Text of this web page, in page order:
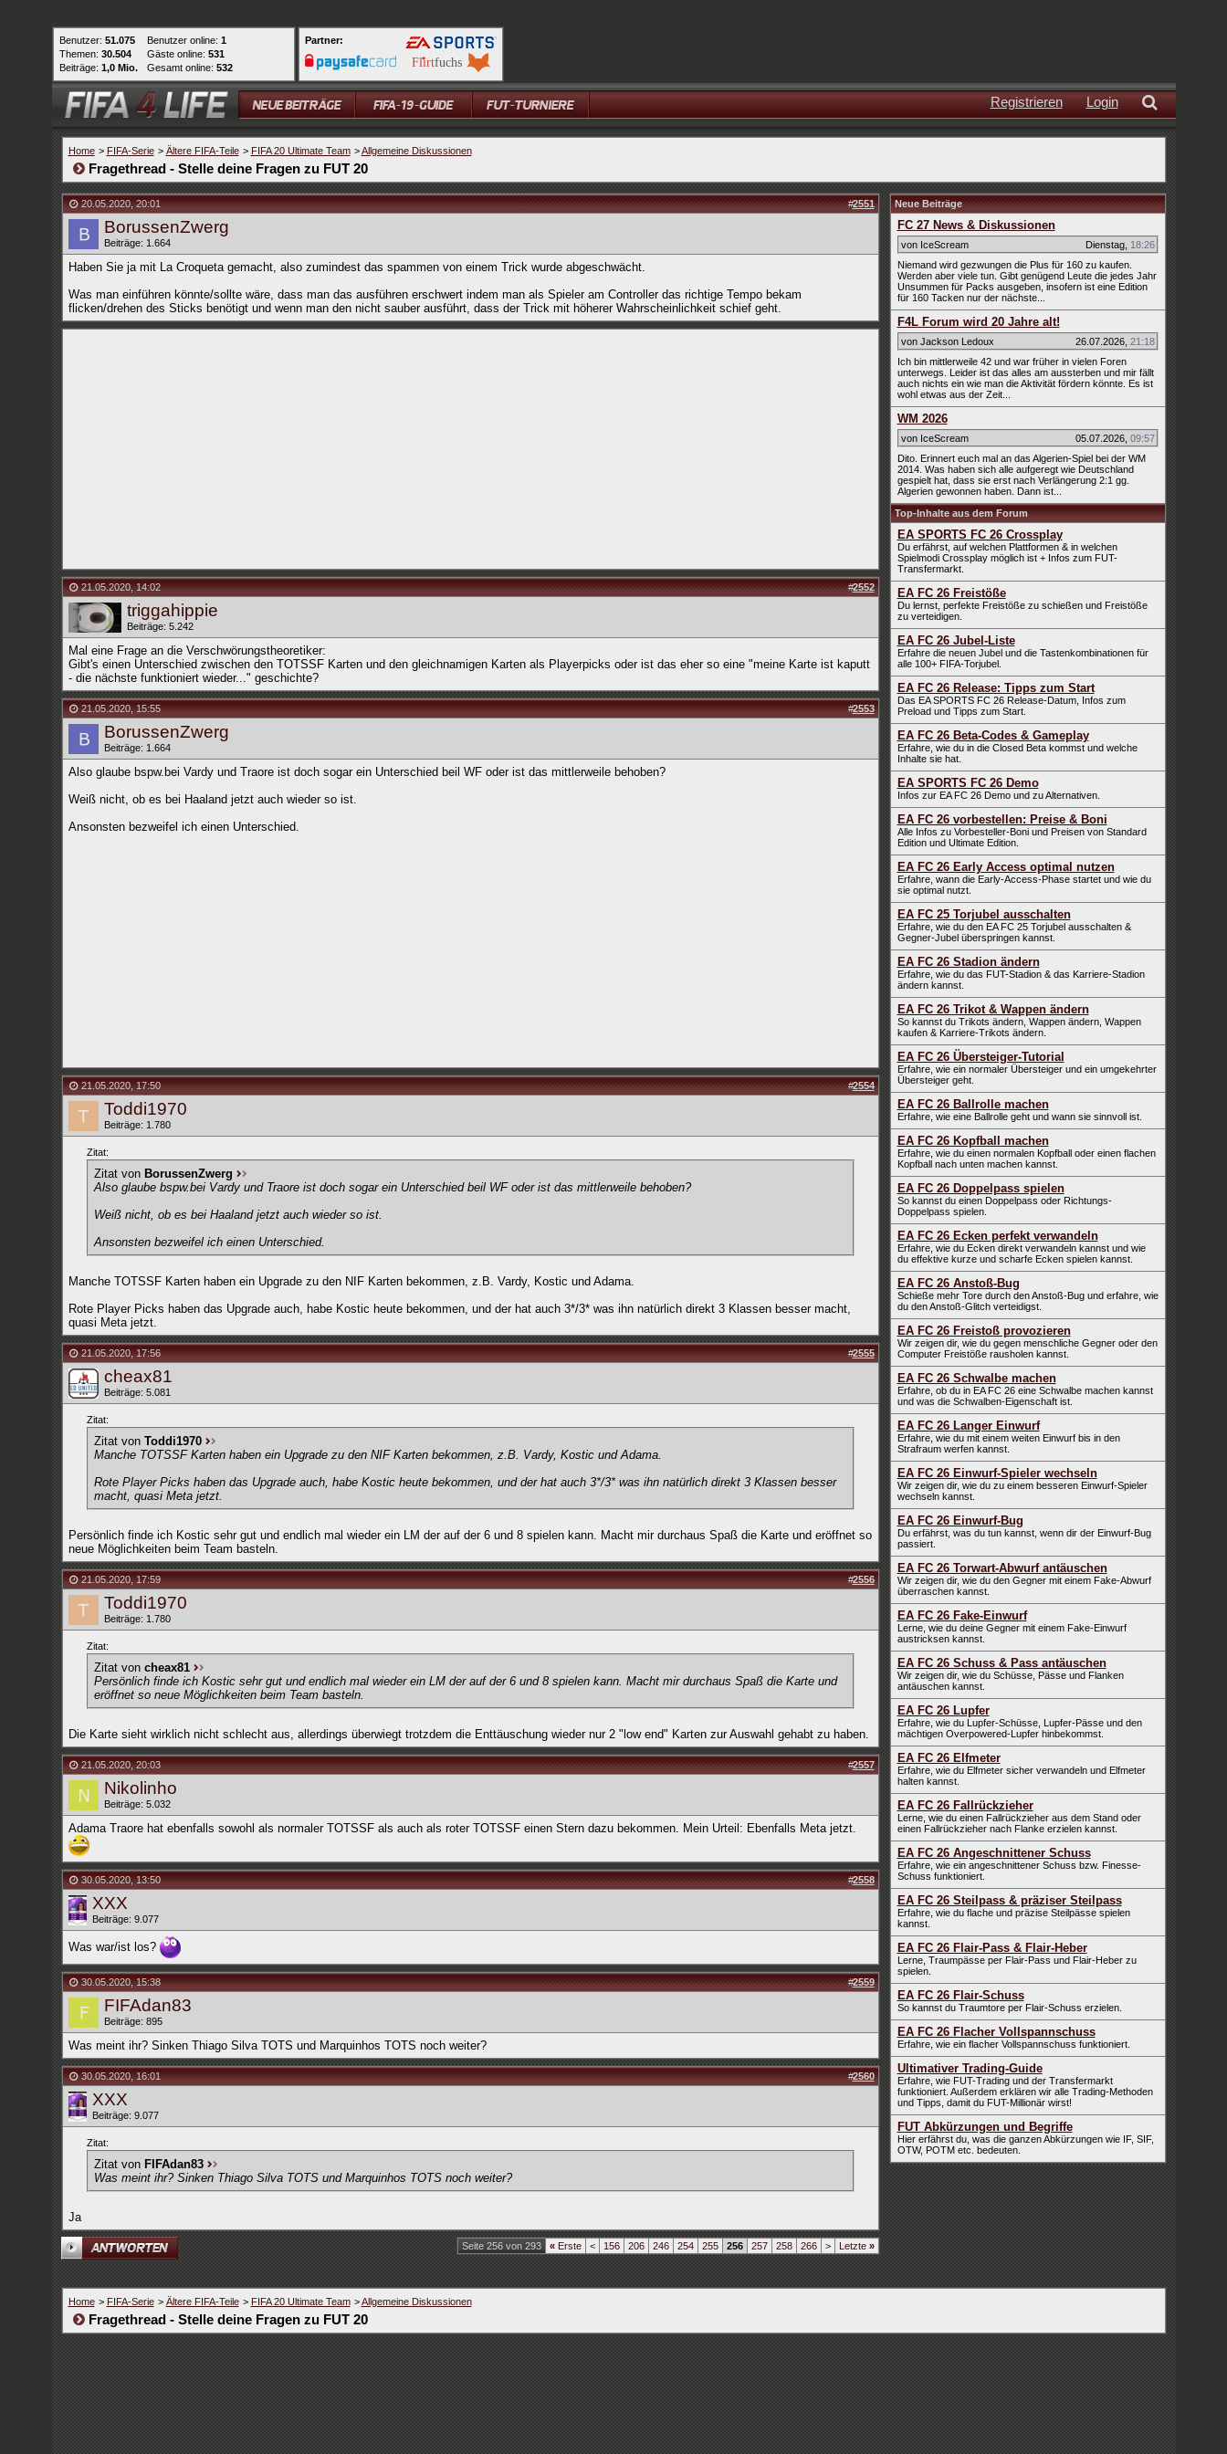
Benutzer: 51.075
Themen: 30.504
Beiträge: 1,0 Mio.
Benutzer online: 1
Gäste online: 531
Gesamt online: 532
Partner:
Login
Registrieren
Home > FIFA-Serie > Ältere FIFA-Teile > FIFA 20 Ultimate Team >Allgemeine Diskussionen
Fragethread - Stelle deine Fragen zu FUT 20
20.05.2020,20:01 #2551
BorussenZwerg
Beiträge: 1.664
Haben Sie ja mit La Croqueta gemacht, also zumindest das spammen von einem Trick wurde abgeschwächt.
Was man einführen könnte/sollte wäre, dass man das ausführen erschwert indem man als Spieler am Controller das richtige Tempo bekam
flicken/drehen des Sticks benötigt und wenn man den nicht sauber ausführt, dass der Trick mit höherer Wahrscheinlichkeit schief geht.
21.05.2020,14:02 #2552
triggahippie
Beiträge: 5.242
Mal eine Frage an die Verschwörungstheoretiker:
Gibt's einen Unterschied zwischen den TOTSSF Karten und den gleichnamigen Karten als Playerpicks oder ist das eher so eine "meine Karte ist kaputt
- die nächste funktioniert wieder..." geschichte?
21.05.2020,15:55 #2553
BorussenZwerg
Beiträge: 1.664
Also glaube bspw.bei Vardy und Traore ist doch sogar ein Unterschied beil WF oder ist das mittlerweile behoben?
Weiß nicht, ob es bei Haaland jetzt auch wieder so ist.
Ansonsten bezweifel ich einen Unterschied.
21.05.2020,17:50 #2554
Toddi1970
Beiträge: 1.780
Zitat:
Zitat von BorussenZwerg
Also glaube bspw.bei Vardy und Traore ist doch sogar ein Unterschied beil WF oder ist das mittlerweile behoben?
Weiß nicht, ob es bei Haaland jetzt auch wieder so ist.
Ansonsten bezweifel ich einen Unterschied.
Manche TOTSSF Karten haben ein Upgrade zu den NIF Karten bekommen, z.B. Vardy, Kostic und Adama.
Rote Player Picks haben das Upgrade auch, habe Kostic heute bekommen, und der hat auch 3*/3* was ihn natürlich direkt 3 Klassen besser macht,
quasi Meta jetzt.
21.05.2020,17:56 #2555
cheax81
Beiträge: 5.081
Zitat:
Zitat von Toddi1970
Manche TOTSSF Karten haben ein Upgrade zu den NIF Karten bekommen, z.B. Vardy, Kostic und Adama.
Rote Player Picks haben das Upgrade auch, habe Kostic heute bekommen, und der hat auch 3*/3* was ihn natürlich direkt 3 Klassen besser
macht, quasi Meta jetzt.
Persönlich finde ich Kostic sehr gut und endlich mal wieder ein LM der auf der 6 und 8 spielen kann. Macht mir durchaus Spaß die Karte und eröffnet so
neue Möglichkeiten beim Team basteln.
21.05.2020,17:59 #2556
Toddi1970
Beiträge: 1.780
Zitat:
Zitat von cheax81
Persönlich finde ich Kostic sehr gut und endlich mal wieder ein LM der auf der 6 und 8 spielen kann. Macht mir durchaus Spaß die Karte und
eröffnet so neue Möglichkeiten beim Team basteln.
Die Karte sieht wirklich nicht schlecht aus, allerdings überwiegt trotzdem die Enttäuschung wieder nur 2 "low end" Karten zur Auswahl gehabt zu haben.
21.05.2020,20:03 #2557
Nikolinho
Beiträge: 5.032
Adama Traore hat ebenfalls sowohl als normaler TOTSSF als auch als roter TOTSSF einen Stern dazu bekommen. Mein Urteil: Ebenfalls Meta jetzt.
30.05.2020,13:50 #2558
XXX
Beiträge: 9.077
Was war/ist los?
30.05.2020,15:38 #2559
FIFAdan83
Beiträge: 895
Was meint ihr? Sinken Thiago Silva TOTS und Marquinhos TOTS noch weiter?
30.05.2020,16:01 #2560
XXX
Beiträge: 9.077
Zitat:
Zitat von FIFAdan83
Was meint ihr? Sinken Thiago Silva TOTS und Marquinhos TOTS noch weiter?
Ja
Seite 256 von 293 « Erste < 156 206 246 254 255 256 257 258 266 > Letzte »
Neue Beiträge
FC 27 News & Diskussionen
von IceScream Dienstag, 18:26
Niemand wird gezwungen die Plus für 160 zu kaufen.
Werden aber viele tun. Gibt genügend Leute die jedes Jahr
Unsummen für Packs ausgeben, insofern ist eine Edition
für 160 Tacken nur der nächste...
F4L Forum wird 20 Jahre alt!
von Jackson Ledoux 26.07.2026, 21:18
Ich bin mittlerweile 42 und war früher in vielen Foren
unterwegs. Leider ist das alles am aussterben und mir fällt
auch nichts ein wie man die Aktivität fördern könnte. Es ist
wohl etwas aus der Zeit...
WM 2026
von IceScream 05.07.2026, 09:57
Dito. Erinnert euch mal an das Algerien-Spiel bei der WM
2014. Was haben sich alle aufgeregt wie Deutschland
gespielt hat, dass sie erst nach Verlängerung 2:1 gg.
Algerien gewonnen haben. Dann ist...
Top-Inhalte aus dem Forum
EA SPORTS FC 26 Crossplay
Du erfährst, auf welchen Plattformen & in welchen
Spielmodi Crossplay möglich ist + Infos zum FUT-
Transfermarkt.
EA FC 26 Freistöße
Du lernst, perfekte Freistöße zu schießen und Freistöße
zu verteidigen.
EA FC 26 Jubel-Liste
Erfahre die neuen Jubel und die Tastenkombinationen für
alle 100+ FIFA-Torjubel.
EA FC 26 Release: Tipps zum Start
Das EA SPORTS FC 26 Release-Datum, Infos zum
Preload und Tipps zum Start.
EA FC 26 Beta-Codes & Gameplay
Erfahre, wie du in die Closed Beta kommst und welche
Inhalte sie hat.
EA SPORTS FC 26 Demo
Infos zur EA FC 26 Demo und zu Alternativen.
EA FC 26 vorbestellen: Preise & Boni
Alle Infos zu Vorbesteller-Boni und Preisen von Standard
Edition und Ultimate Edition.
EA FC 26 Early Access optimal nutzen
Erfahre, wann die Early-Access-Phase startet und wie du
sie optimal nutzt.
EA FC 25 Torjubel ausschalten
Erfahre, wie du den EA FC 25 Torjubel ausschalten &
Gegner-Jubel überspringen kannst.
EA FC 26 Stadion ändern
Erfahre, wie du das FUT-Stadion & das Karriere-Stadion
ändern kannst.
EA FC 26 Trikot & Wappen ändern
So kannst du Trikots ändern, Wappen ändern, Wappen
kaufen & Karriere-Trikots ändern.
EA FC 26 Übersteiger-Tutorial
Erfahre, wie ein normaler Übersteiger und ein umgekehrter
Übersteiger geht.
EA FC 26 Ballrolle machen
Erfahre, wie eine Ballrolle geht und wann sie sinnvoll ist.
EA FC 26 Kopfball machen
Erfahre, wie du einen normalen Kopfball oder einen flachen
Kopfball nach unten machen kannst.
EA FC 26 Doppelpass spielen
So kannst du einen Doppelpass oder Richtungs-
Doppelpass spielen.
EA FC 26 Ecken perfekt verwandeln
Erfahre, wie du Ecken direkt verwandeln kannst und wie
du effektive kurze und scharfe Ecken spielen kannst.
EA FC 26 Anstoß-Bug
Schieße mehr Tore durch den Anstoß-Bug und erfahre, wie
du den Anstoß-Glitch verteidigst.
EA FC 26 Freistoß provozieren
Wir zeigen dir, wie du gegen menschliche Gegner oder den
Computer Freistöße rausholen kannst.
EA FC 26 Schwalbe machen
Erfahre, ob du in EA FC 26 eine Schwalbe machen kannst
und was die Schwalben-Eigenschaft ist.
EA FC 26 Langer Einwurf
Erfahre, wie du mit einem weiten Einwurf bis in den
Strafraum werfen kannst.
EA FC 26 Einwurf-Spieler wechseln
Wir zeigen dir, wie du zu einem besseren Einwurf-Spieler
wechseln kannst.
EA FC 26 Einwurf-Bug
Du erfährst, was du tun kannst, wenn dir der Einwurf-Bug
passiert.
EA FC 26 Torwart-Abwurf antäuschen
Wir zeigen dir, wie du den Gegner mit einem Fake-Abwurf
überraschen kannst.
EA FC 26 Fake-Einwurf
Lerne, wie du deine Gegner mit einem Fake-Einwurf
austricksen kannst.
EA FC 26 Schuss & Pass antäuschen
Wir zeigen dir, wie du Schüsse, Pässe und Flanken
antäuschen kannst.
EA FC 26 Lupfer
Erfahre, wie du Lupfer-Schüsse, Lupfer-Pässe und den
mächtigen Overpowered-Lupfer hinbekommst.
EA FC 26 Elfmeter
Erfahre, wie du Elfmeter sicher verwandeln und Elfmeter
halten kannst.
EA FC 26 Fallrückzieher
Lerne, wie du einen Fallrückzieher aus dem Stand oder
einen Fallrückzieher nach Flanke erzielen kannst.
EA FC 26 Angeschnittener Schuss
Erfahre, wie ein angeschnittener Schuss bzw. Finesse-
Schuss funktioniert.
EA FC 26 Steilpass & präziser Steilpass
Erfahre, wie du flache und präzise Steilpässe spielen
kannst.
EA FC 26 Flair-Pass & Flair-Heber
Lerne, Traumpässe per Flair-Pass und Flair-Heber zu
spielen.
EA FC 26 Flair-Schuss
So kannst du Traumtore per Flair-Schuss erzielen.
EA FC 26 Flacher Vollspannschuss
Erfahre, wie ein flacher Vollspannschuss funktioniert.
Ultimativer Trading-Guide
Erfahre, wie FUT-Trading und der Transfermarkt
funktioniert. Außerdem erklären wir alle Trading-Methoden
und Tipps, damit du FUT-Millionär wirst!
FUT Abkürzungen und Begriffe
Hier erfährst du, was die ganzen Abkürzungen wie IF, SIF,
OTW, POTM etc. bedeuten.
Home > FIFA-Serie > Ältere FIFA-Teile > FIFA 20 Ultimate Team >Allgemeine Diskussionen
Fragethread - Stelle deine Fragen zu FUT 20